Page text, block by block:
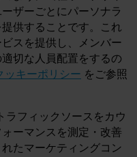
ザーごとにパーソナラ
供することです。これ
スを提供し、メンバー
切な人員配置をするの
ッキーポリシー をご参照
フィックソースをカウ
ーマンスを測定・改善
たマーケティングコン